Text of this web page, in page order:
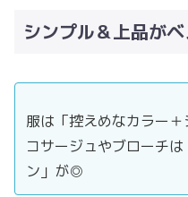
シンプル＆上品がベ
服は「控えめなカラー
コサージュやブローチ
ン」が◎